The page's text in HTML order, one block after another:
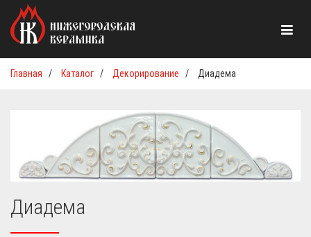
Главная / Каталог / Декорирование / Диадема
Диадема